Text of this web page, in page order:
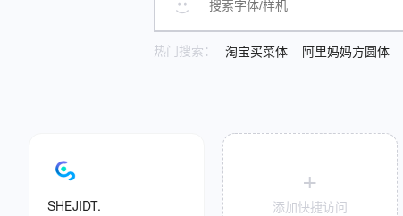
热门搜索： 淘宝买菜体 阿里妈妈方圆体
SHEJIDT.
+
添加快捷访问